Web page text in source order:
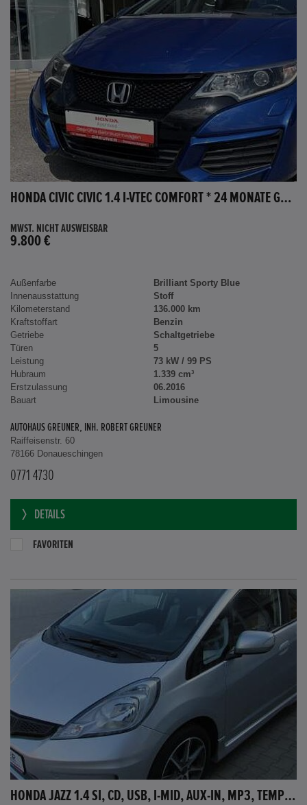
HONDA CIVIC CIVIC 1.4 I-VTEC COMFORT * 24 MONATE GARANTIE *
MWST. NICHT AUSWEISBAR
9.800 €
Außenfarbe
Brilliant Sporty Blue
Innenausstattung
Stoff
Kilometerstand
136.000 km
Kraftstoffart
Benzin
Getriebe
Schaltgetriebe
Türen
5
Leistung
73 kW / 99 PS
Hubraum
1.339 cm³
Erstzulassung
06.2016
Bauart
Limousine
AUTOHAUS GREUNER, INH. ROBERT GREUNER
Raiffeisenstr. 60
78166 Donaueschingen
0771 4730
DETAILS
FAVORITEN
HONDA JAZZ 1.4 SI, CD, USB, I-MID, AUX-IN, MP3, TEMPOMAT